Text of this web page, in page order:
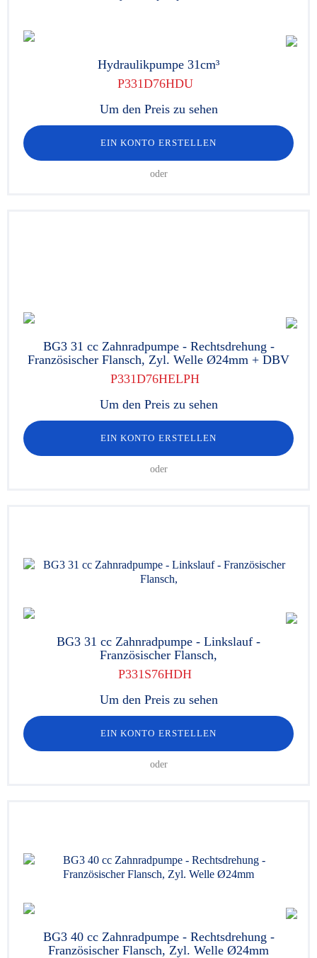
Hydraulikpumpe 31cm³
P331D76HDU
Um den Preis zu sehen
EIN KONTO ERSTELLEN
oder
BG3 31 cc Zahnradpumpe - Rechtsdrehung -
Französischer Flansch, Zyl. Welle Ø24mm + DBV
P331D76HELPH
Um den Preis zu sehen
EIN KONTO ERSTELLEN
oder
BG3 31 cc Zahnradpumpe - Linkslauf -
Französischer Flansch,
P331S76HDH
Um den Preis zu sehen
EIN KONTO ERSTELLEN
oder
BG3 40 cc Zahnradpumpe - Rechtsdrehung -
Französischer Flansch, Zyl. Welle Ø24mm